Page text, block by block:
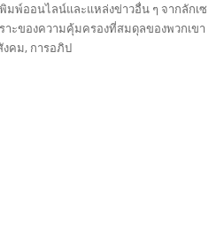
พ์ออนไลน์และแหล่งข่าวอื่น ๆ จากลักเซ
าะของความคุ้มครองที่สมดุลของพวกเขา
งคม, การอภิป